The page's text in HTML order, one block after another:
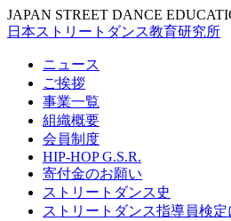
JAPAN STREET DANCE
日本ストリートダンス教育研究所
ニュース
ご挨拶
事業一覧
組織概要
会員制度
HIP-HOP G.S.R.
寄付金のお願い
ストリートダンス史
ストリートダンス指導員検定